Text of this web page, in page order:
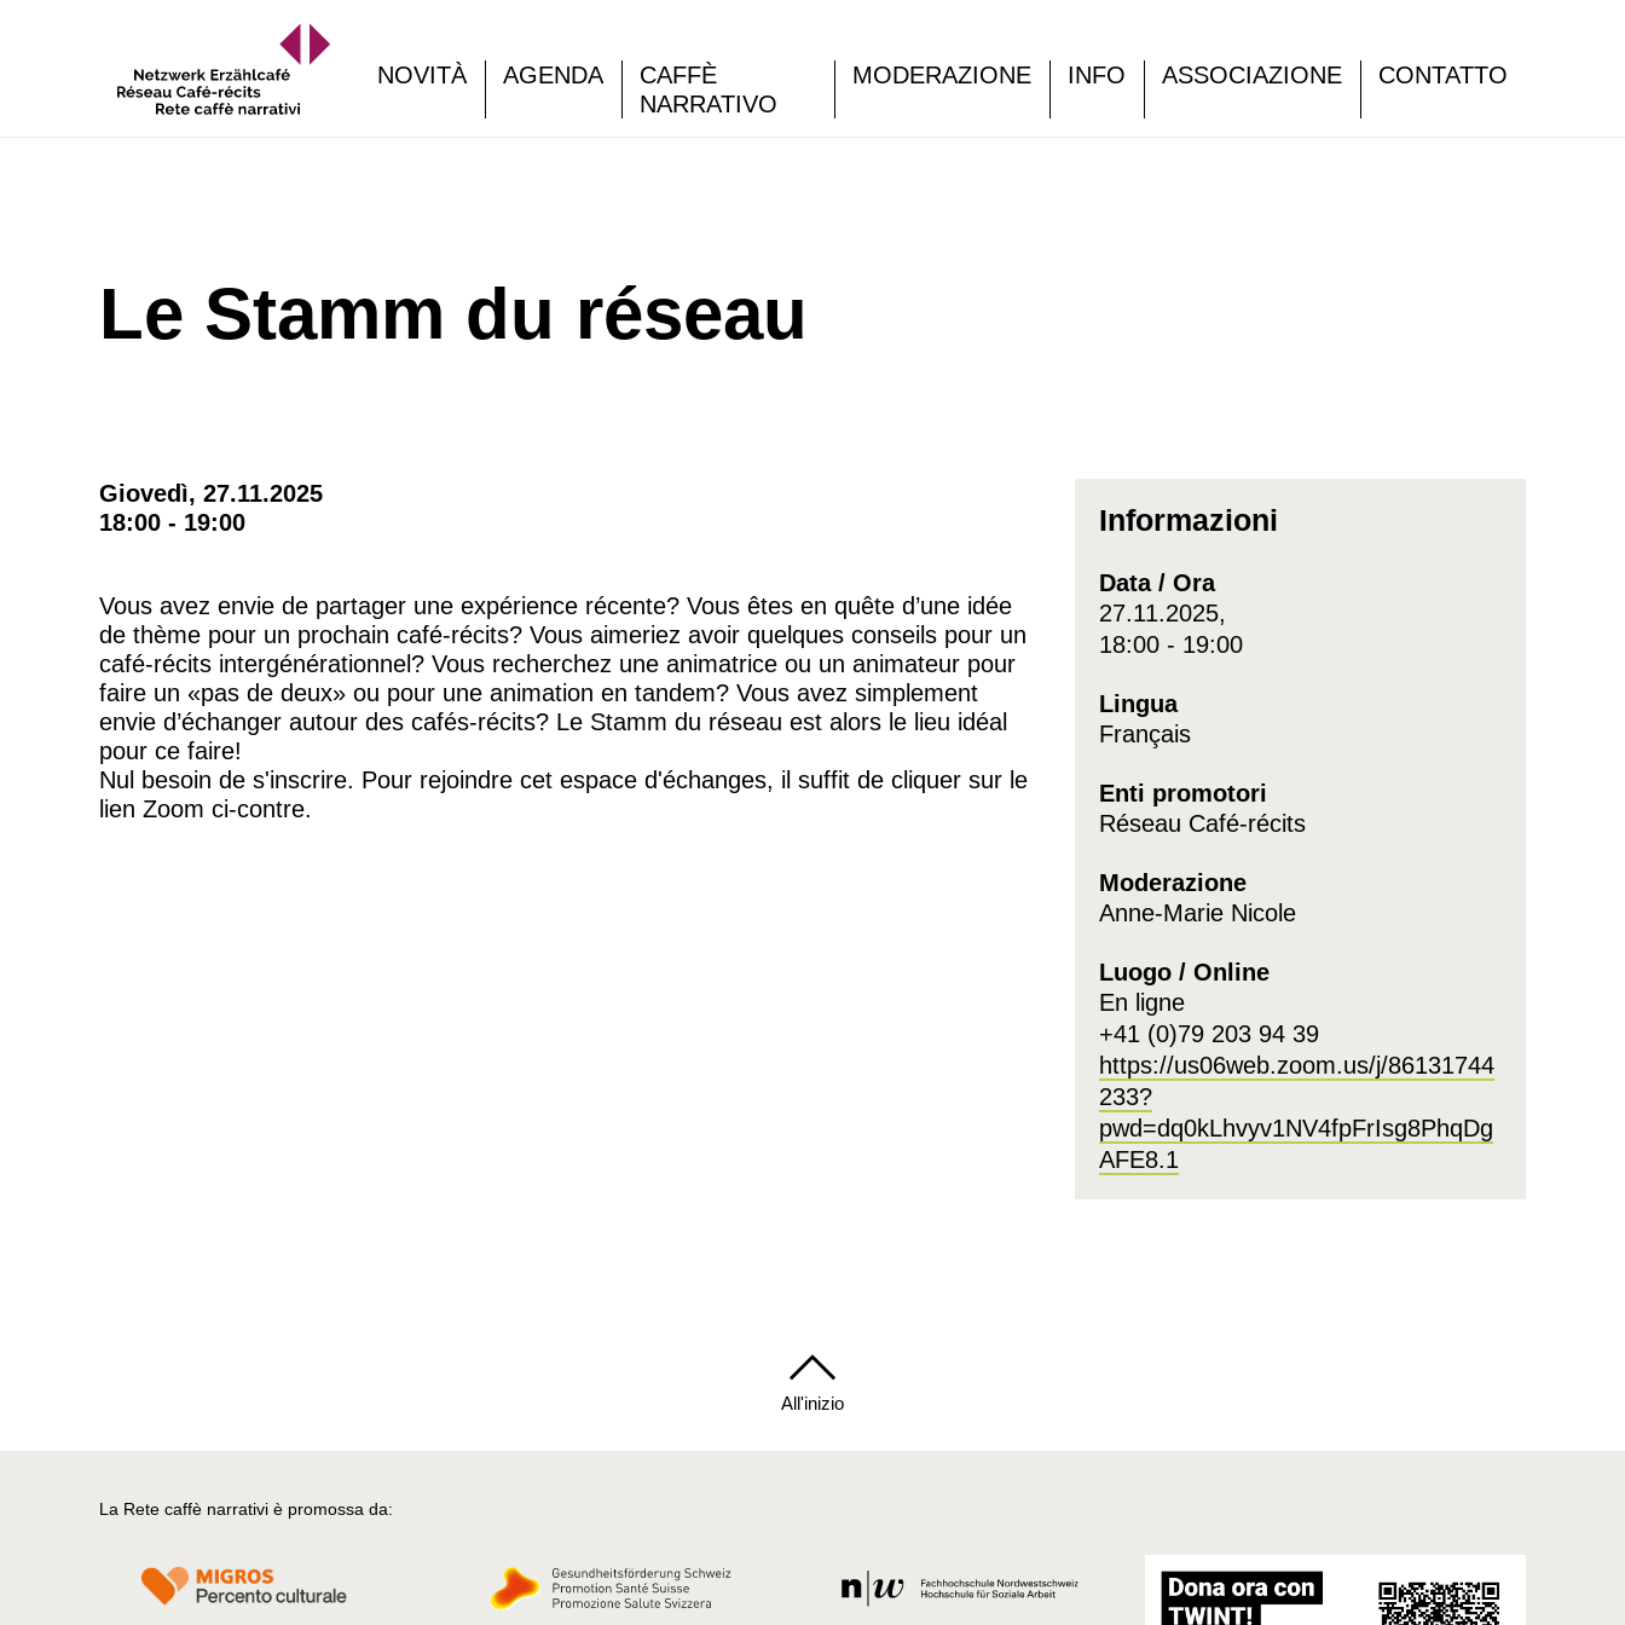
NOVITÀ AGENDA
CAFFÈ
NARRATIVO
MODERAZIONE INFO ASSOCIAZIONE CONTATTO
Le Stamm du réseau
Giovedì, 27.11.2025
18:00 - 19:00
Vous avez envie de partager une expérience récente? Vous êtes en quête d’une idée
de thème pour un prochain café-récits? Vous aimeriez avoir quelques conseils pour un
café-récits intergénérationnel? Vous recherchez une animatrice ou un animateur pour
faire un «pas de deux» ou pour une animation en tandem? Vous avez simplement
envie d’échanger autour des cafés-récits? Le Stamm du réseau est alors le lieu idéal
pour ce faire!
Nul besoin de s'inscrire. Pour rejoindre cet espace d'échanges, il suffit de cliquer sur le
lien Zoom ci-contre.
Informazioni
Data / Ora
27.11.2025,
18:00 - 19:00
Lingua
Français
Enti promotori
Réseau Café-récits
Moderazione
Anne-Marie Nicole
Luogo / Online
En ligne
+41 (0)79 203 94 39
https://us06web.zoom.us/j/86131744
233?
pwd=dq0kLhvyv1NV4fpFrIsg8PhqDg
AFE8.1
All'inizio
La Rete caffè narrativi è promossa da: